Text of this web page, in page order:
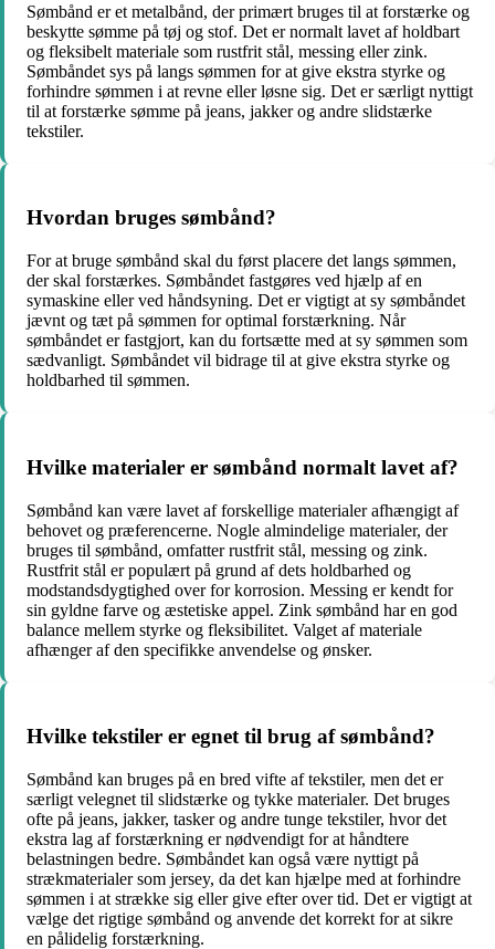
Sømbånd er et metalbånd, der primært bruges til at forstærke og
beskytte sømme på tøj og stof. Det er normalt lavet af holdbart
og fleksibelt materiale som rustfrit stål, messing eller zink.
Sømbåndet sys på langs sømmen for at give ekstra styrke og
forhindre sømmen i at revne eller løsne sig. Det er særligt nyttigt
til at forstærke sømme på jeans, jakker og andre slidstærke
tekstiler.
Hvordan bruges sømbånd?
For at bruge sømbånd skal du først placere det langs sømmen,
der skal forstærkes. Sømbåndet fastgøres ved hjælp af en
symaskine eller ved håndsyning. Det er vigtigt at sy sømbåndet
jævnt og tæt på sømmen for optimal forstærkning. Når
sømbåndet er fastgjort, kan du fortsætte med at sy sømmen som
sædvanligt. Sømbåndet vil bidrage til at give ekstra styrke og
holdbarhed til sømmen.
Hvilke materialer er sømbånd normalt lavet af?
Sømbånd kan være lavet af forskellige materialer afhængigt af
behovet og præferencerne. Nogle almindelige materialer, der
bruges til sømbånd, omfatter rustfrit stål, messing og zink.
Rustfrit stål er populært på grund af dets holdbarhed og
modstandsdygtighed over for korrosion. Messing er kendt for
sin gyldne farve og æstetiske appel. Zink sømbånd har en god
balance mellem styrke og fleksibilitet. Valget af materiale
afhænger af den specifikke anvendelse og ønsker.
Hvilke tekstiler er egnet til brug af sømbånd?
Sømbånd kan bruges på en bred vifte af tekstiler, men det er
særligt velegnet til slidstærke og tykke materialer. Det bruges
ofte på jeans, jakker, tasker og andre tunge tekstiler, hvor det
ekstra lag af forstærkning er nødvendigt for at håndtere
belastningen bedre. Sømbåndet kan også være nyttigt på
strækmaterialer som jersey, da det kan hjælpe med at forhindre
sømmen i at strække sig eller give efter over tid. Det er vigtigt at
vælge det rigtige sømbånd og anvende det korrekt for at sikre
en pålidelig forstærkning.